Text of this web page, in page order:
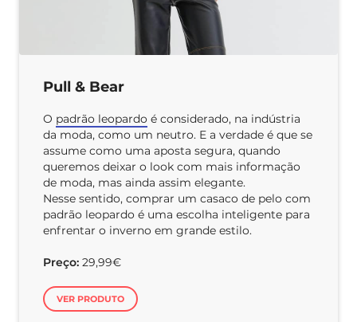
Pull & Bear
O padrão leopardo é considerado, na indústria
da moda, como um neutro. E a verdade é que se
assume como uma aposta segura, quando
queremos deixar o look com mais informação
de moda, mas ainda assim elegante.
Nesse sentido, comprar um casaco de pelo com
padrão leopardo é uma escolha inteligente para
enfrentar o inverno em grande estilo.
Preço: 29,99€
VER PRODUTO